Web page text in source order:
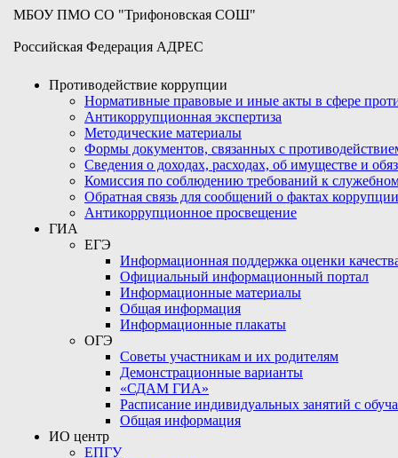
МБОУ ПМО СО "Трифоновская СОШ"
Российская Федерация АДРЕС
Противодействие коррупции
Нормативные правовые и иные акты в сфере
Антикоррупционная экспертиза
Методические материалы
Формы документов, связанных с
Сведения о доходах, расходах, об имуществе и
Комиссия по соблюдению требований к
Обратная связь для сообщений о фактах коррупции
Антикоррупционное просвещение
ГИА
ЕГЭ
Информационная поддержка оценки
Официальный информационный портал
Информационные материалы
Общая информация
Информационные плакаты
ОГЭ
Советы участникам и их родителям
Демонстрационные варианты
«СДАМ ГИА»
Расписание индивидуальных занятий с
Общая информация
ИО центр
ЕПГУ